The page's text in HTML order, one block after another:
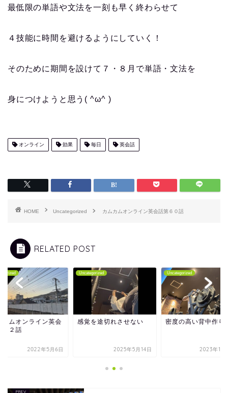
最低限の単語や文法を一刻も早く終わらせて
４技能に時間を避けるようにしていく！
そのために期間を設けて７・８月で単語・文法を
身につけようと思う( ^ω^ )
オンライン 効果 毎日 英会話
HOME Uncategorized カムカムオンライン英会話第６０話
RELATED POST
カムオンライン英会
３２話
2022年5月6日
Uncategorized
感覚を途切れさせない
2025年5月14日
Uncategorized
密度の高い背中作り
2023年11